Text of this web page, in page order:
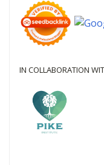
IN COLLABORATION